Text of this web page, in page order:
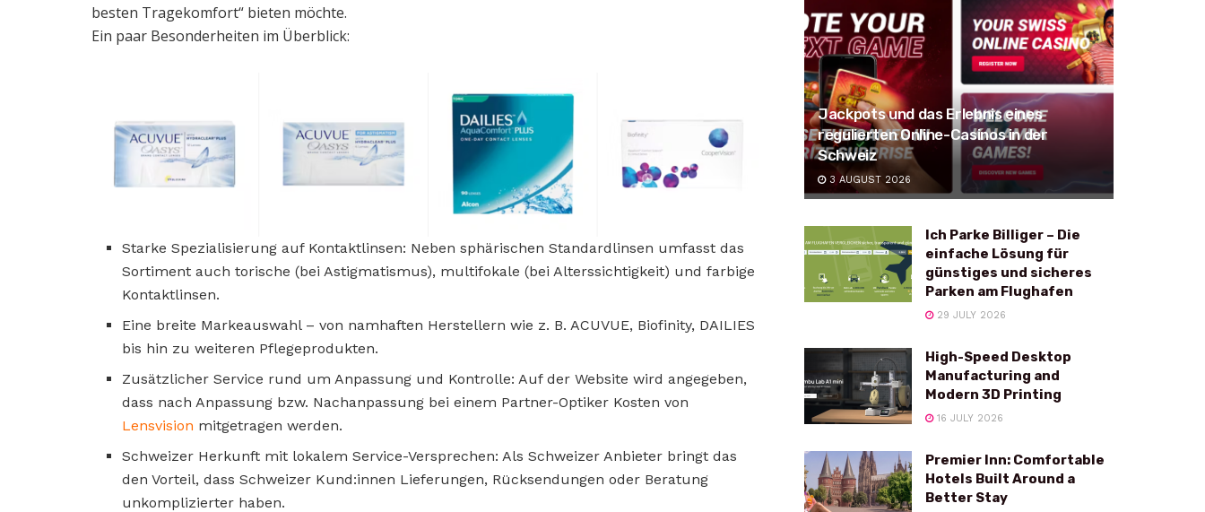
besten Tragekomfort“ bieten möchte.
Ein paar Besonderheiten im Überblick:
Starke Spezialisierung auf Kontaktlinsen: Neben sphärischen Standardlinsen umfasst das
Sortiment auch torische (bei Astigmatismus), multifokale (bei Alterssichtigkeit) und farbige
Kontaktlinsen.
Eine breite Markeauswahl – von namhaften Herstellern wie z. B. ACUVUE, Biofinity, DAILIES
bis hin zu weiteren Pflegeprodukten.
Zusätzlicher Service rund um Anpassung und Kontrolle: Auf der Website wird angegeben,
dass nach Anpassung bzw. Nachanpassung bei einem Partner-Optiker Kosten von
Lensvision mitgetragen werden.
Schweizer Herkunft mit lokalem Service-Versprechen: Als Schweizer Anbieter bringt das
den Vorteil, dass Schweizer Kund:innen Lieferungen, Rücksendungen oder Beratung
unkomplizierter haben.
Jackpots und das Erlebnis eines
regulierten Online-Casinos in der
Schweiz
3 AUGUST 2026
Ich Parke Billiger – Die
einfache Lösung für
günstiges und sicheres
Parken am Flughafen
29 JULY 2026
High-Speed Desktop
Manufacturing and
Modern 3D Printing
16 JULY 2026
Premier Inn: Comfortable
Hotels Built Around a
Better Stay